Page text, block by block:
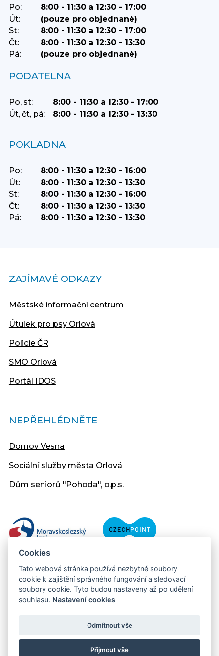
Po:
8:00 - 11:30 a 12:30 - 17:00
Út:
(pouze pro objednané)
St:
8:00 - 11:30 a 12:30 - 17:00
Čt:
8:00 - 11:30 a 12:30 - 13:30
Pá:
(pouze pro objednané)
PODATELNA
Po, st:
8:00 - 11:30 a 12:30 - 17:00
Út, čt, pá:
8:00 - 11:30 a 12:30 - 13:30
POKLADNA
Po:
8:00 - 11:30 a 12:30 - 16:00
Út:
8:00 - 11:30 a 12:30 - 13:30
St:
8:00 - 11:30 a 12:30 - 16:00
Čt:
8:00 - 11:30 a 12:30 - 13:30
Pá:
8:00 - 11:30 a 12:30 - 13:30
ZAJÍMAVÉ ODKAZY
Městské informační centrum
Útulek pro psy Orlová
Policie ČR
SMO Orlová
Portál IDOS
NEPŘEHLÉDNĚTE
Domov Vesna
Sociální služby města Orlová
Dům seniorů "Pohoda", o.p.s.
Copyright © 2013 - 2026 Městský úřad Orlová
Cookies
Tato webová stránka používá nezbytné soubory
cookie k zajištění správného fungování a sledovací
soubory cookie. Tyto budou nastaveny až po udělení
souhlasu. Nastavení cookies
Odmítnout vše
Přijmout vše